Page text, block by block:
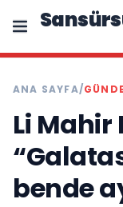
ANA SAYFA/
Li Mahir
bende